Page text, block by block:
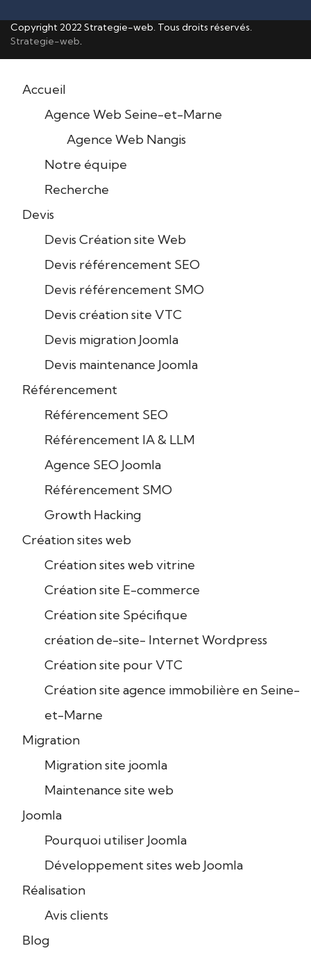
Copyright 2022 Strategie-web. Tous droits réservés.
Strategie-web.
Accueil
Agence Web Seine-et-Marne
Agence Web Nangis
Notre équipe
Recherche
Devis
Devis Création site Web
Devis référencement SEO
Devis référencement SMO
Devis création site VTC
Devis migration Joomla
Devis maintenance Joomla
Référencement
Référencement SEO
Référencement IA & LLM
Agence SEO Joomla
Référencement SMO
Growth Hacking
Création sites web
Création sites web vitrine
Création site E-commerce
Création site Spécifique
création de-site- Internet Wordpress
Création site pour VTC
Création site agence immobilière en Seine-
et-Marne
Migration
Migration site joomla
Maintenance site web
Joomla
Pourquoi utiliser Joomla
Développement sites web Joomla
Réalisation
Avis clients
Blog